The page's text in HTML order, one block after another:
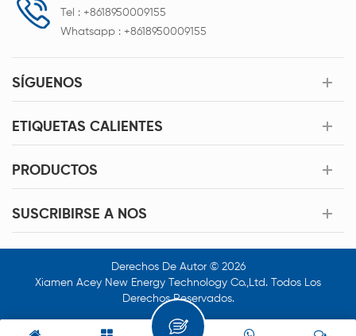
Tel : +8618950009155
Whatsapp : +8618950009155
SÍGUENOS
ETIQUETAS CALIENTES
PRODUCTOS
SUSCRIBIRSE A NOS
Derechos De Autor © 2026
Xiamen Acey New Energy Technology Co.,Ltd. Todos Los
Derechos Reservados.